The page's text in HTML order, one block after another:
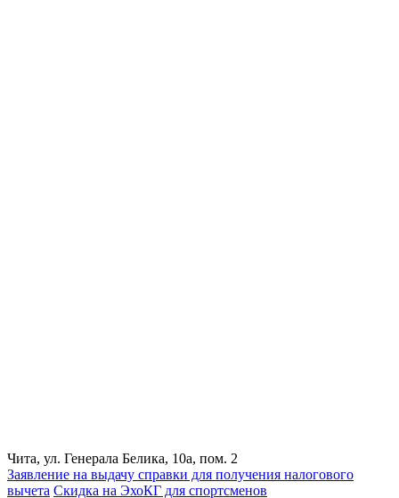
Чита, ул. Генерала Белика, 10а, пом. 2
Заявление на выдачу справки для получения налогового
вычета Cкидка на ЭхоКГ для спортсменов